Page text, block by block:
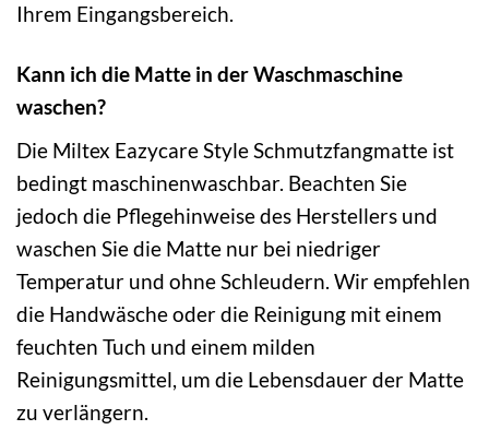
Ihrem Eingangsbereich.
Kann ich die Matte in der Waschmaschine
waschen?
Die Miltex Eazycare Style Schmutzfangmatte ist
bedingt maschinenwaschbar. Beachten Sie
jedoch die Pflegehinweise des Herstellers und
waschen Sie die Matte nur bei niedriger
Temperatur und ohne Schleudern. Wir empfehlen
die Handwäsche oder die Reinigung mit einem
feuchten Tuch und einem milden
Reinigungsmittel, um die Lebensdauer der Matte
zu verlängern.